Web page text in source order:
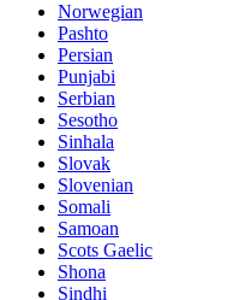
Norwegian
Pashto
Persian
Punjabi
Serbian
Sesotho
Sinhala
Slovak
Slovenian
Somali
Samoan
Scots Gaelic
Shona
Sindhi